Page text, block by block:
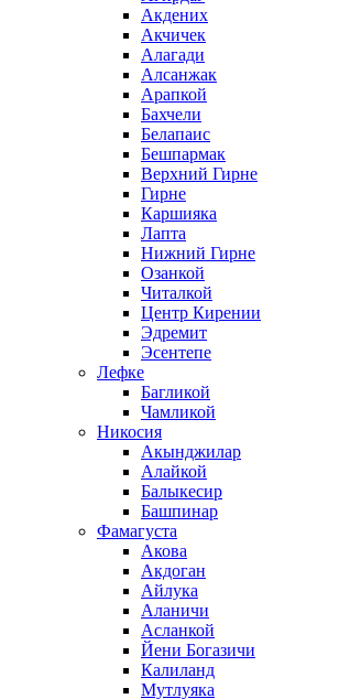
Акдених
Акчичек
Алагади
Алсанжак
Арапкой
Бахчели
Белапаис
Бешпармак
Верхний Гирне
Гирне
Каршияка
Лапта
Нижний Гирне
Озанкой
Читалкой
Центр Кирении
Эдремит
Эсентепе
Лефке
Багликой
Чамликой
Никосия
Акынджилар
Алайкой
Балыкесир
Башпинар
Фамагуста
Акова
Акдоган
Айлука
Аланичи
Асланкой
Йени Богазичи
Калиланд
Мутлуяка